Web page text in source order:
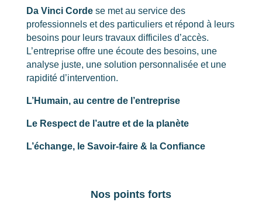
Da Vinci Cordese met au service des
professionnels et des particuliers et répond à leurs
besoins pour leurs travaux difficiles d’accès.
L’entreprise offre une écoute des besoins, une
analyse juste, une solution personnalisée et une
rapidité d’intervention.
L’Humain, au centre de l’entreprise
Le Respect de l’autre et de la planète
L’échange, le Savoir-faire & la Confiance
Nos points forts